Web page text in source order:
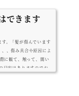
できます
。「髪が傷んでいます
、傷み具合や原因によ
に観て、触って、聞い
目安はありますのでお
ッチではなく毎回全